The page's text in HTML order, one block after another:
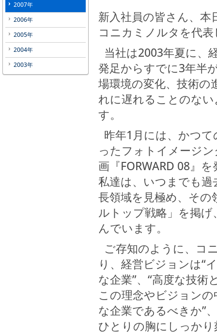
新入社員の皆さん、
コニカミノルタを代
当社は2003年夏に、
発足からすでに3年半
場環境の変化、技術の
れに遅れることのな
す。
昨年1月には、かつ
ったフォトイメージ
画『FORWARD 08』
私達は、いつまでも
長領域を見極め、そ
ルトップ戦略」を掲
んでいます。
ご存知のように、コ
り、経営ビジョンは“
な企業”、“高度な技
この理念やビジョン
な企業であるべきか”
ひとりの胸にしっか
2007年
2006年
2005年
2004年
2003年